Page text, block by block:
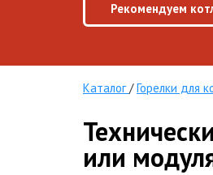
Рекомендуем
Каталог /Горелки для
или